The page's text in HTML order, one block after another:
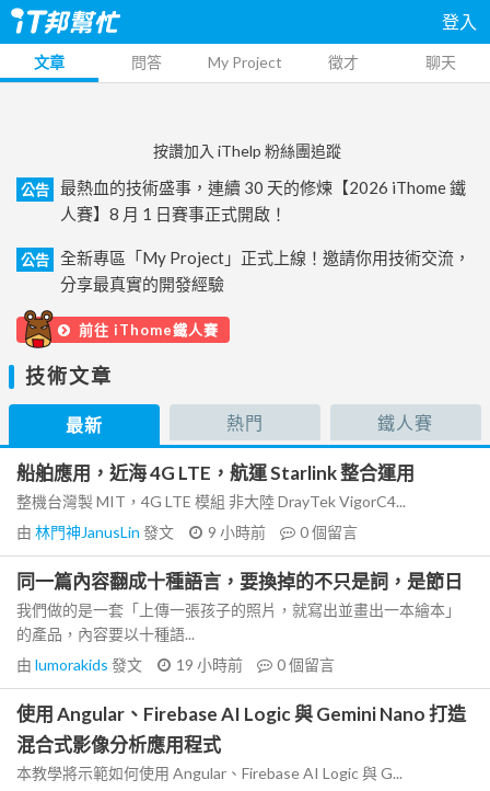
登入
文章 問答 My Project 徵才 聊天
按讚加入 iThelp 粉絲團追蹤
公告
最熱血的技術盛事，連續 30 天的修煉【2026 iThome 鐵
人賽】8 月 1 日賽事正式開啟！
公告
全新專區「My Project」正式上線！邀請你用技術交流，
分享最真實的開發經驗
前往 iThome鐵人賽
技術文章
最新 熱門 鐵人賽
船舶應用，近海 4G LTE，航運 Starlink 整合運用
整機台灣製 MIT，4G LTE 模組 非大陸 DrayTek VigorC4...
由 林門神JanusLin 發文 9 小時前 0個留言
同一篇內容翻成十種語言，要換掉的不只是詞，是節日
我們做的是一套「上傳一張孩子的照片，就寫出並畫出一本繪本」
的產品，內容要以十種語...
由 lumorakids 發文 19 小時前 0個留言
使用 Angular、Firebase AI Logic 與 Gemini Nano 打造
混合式影像分析應用程式
本教學將示範如何使用 Angular、Firebase AI Logic 與 G...